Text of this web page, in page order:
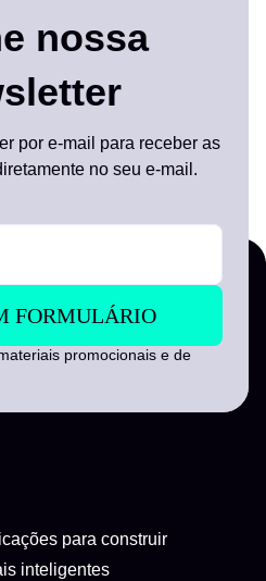
nossa
por e-mail para receber as
no seu e-mail.
promocionais e de
para construir
inteligentes